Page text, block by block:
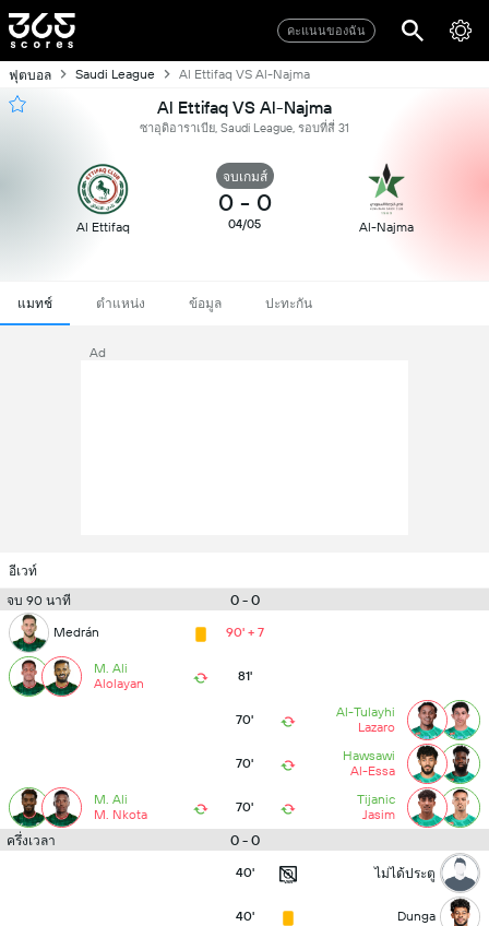
คะแนนของฉัน
ฟุตบอล Saudi League Al Ettifaq VS Al-Najma
Al Ettifaq VS Al-Najma
ซาอุดิอาราเบีย, Saudi League, รอบที่สี่ 31
Al Ettifaq
จบเกมส์
0 - 0
04/05 Al-Najma
แมทช์ ตำแหน่ง ข้อมูล ปะทะกัน
Ad
อีเวท์
จบ 90 นาที
0 - 0
Medrán 90' + 7
M. Ali
Alolayan
81'
70'
Al-Tulayhi
Lazaro
70'
Hawsawi
Al-Essa
M. Ali
M. Nkota
70'
Tijanic
Jasim
ครึ่งเวลา
0 - 0
40' ไม่ได้ประตู
40' Dunga